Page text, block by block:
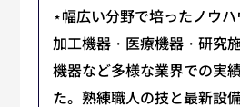
⋆幅広い分野で培ったノウ
加工機器・医療機器・研究
機器など多様な業界での実
た。熟練職人の技と最新設